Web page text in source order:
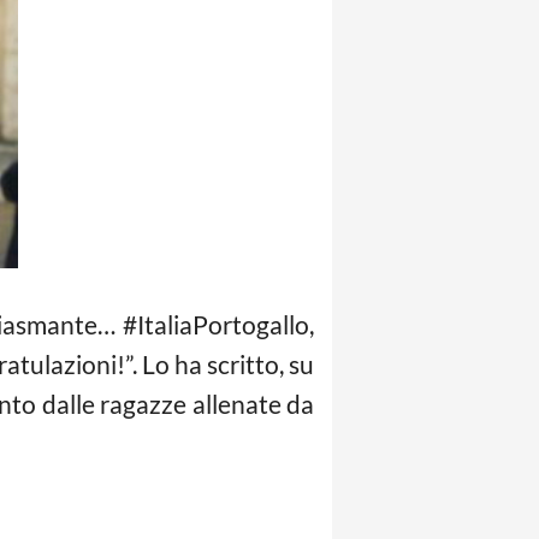
#ItaliaPortogallo,
Lo ha scritto, su
dalle ragazze allenate da